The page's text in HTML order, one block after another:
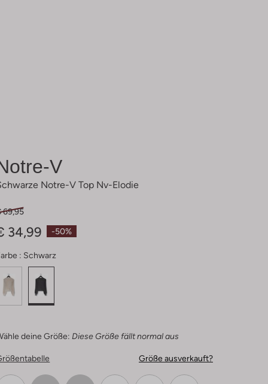
V
Notre-V Top Nv-Elodie
-50%
69,95
34,99
: Schwarz
deine Größe: Diese Größe fällt normal aus
Größe ausverkauft?